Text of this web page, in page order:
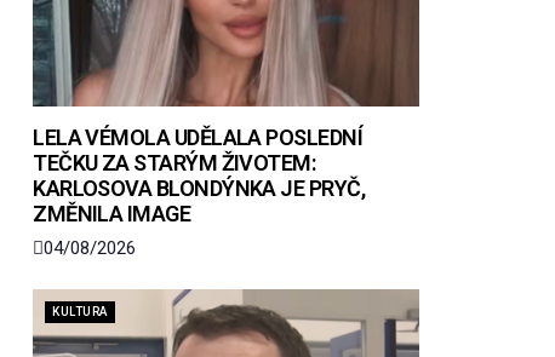
LELA VÉMOLA UDĚLALA POSLEDNÍ
TEČKU ZA STARÝM ŽIVOTEM:
KARLOSOVA BLONDÝNKA JE PRYČ,
ZMĚNILA IMAGE
04/08/2026
KULTURA